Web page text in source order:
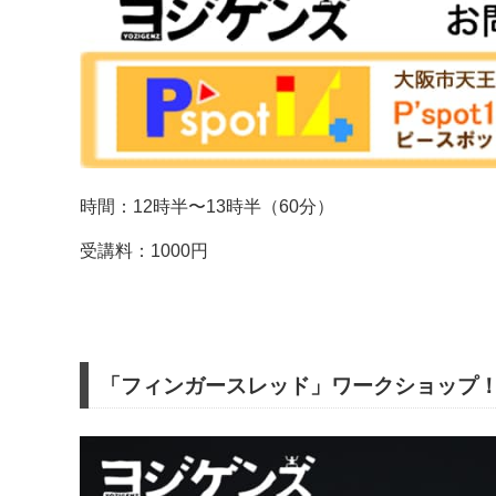
時間：12時半〜13時半（60分）
受講料：1000円
「フィンガースレッド」ワークショップ